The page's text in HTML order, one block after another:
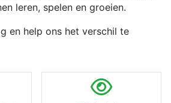
leren, spelen en groeien.
en help ons het verschil te